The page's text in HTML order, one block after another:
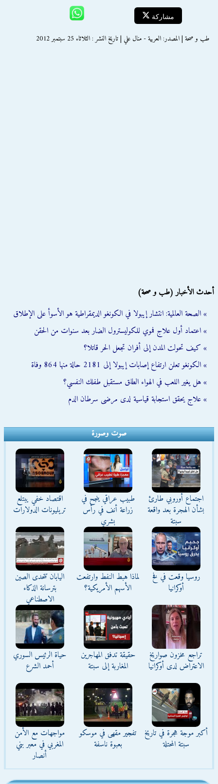
مشاركة
طب و صحة | المصدر: العربية - منال علي | تاريخ النشر : الثلاثاء 25 سبتمبر 2012
أحدث الأخبار (طب و صحة)
» الصحة العالمية: انتشار إيبولا في الكونغو الديمقراطية هو الأسوأ على الإطلاق
» اعتماد أول علاج فموي للكوليسترول الضار بعد سنوات من الحقن
» كيف تحولت المدن إلى أفران تجعل الحر قاتلا؟
» الكونغو تعلن ارتفاع إصابات إيبولا إلى 2181 حالة منها 864 وفاة
» هل يغير اللعب في الهواء الطلق مستقبل طفلك النفسي؟
» علاج يحقق استجابة قياسية لدى مرضى سرطان الدم
صوت وصورة
اجتماع أوروبي طارئ
بشأن الهجرة بعد واقعة
سبتة
طبيب عراقي ينجح في
زراعة أنف في رأس
بشري
اقتصاد خفي يبتلع
تريليونات الدولارات
روسيا وقعت في فخ
أوكرانيا
لماذا هبط النفط وارتفعت
الأسهم الأمريكية؟
اليابان تتحدى الصين
بترسانة الذكاء
الاصطناعي
تراجع مخزون صواريخ
الاعتراض لدى أوكرانيا
حقيقة تدفق المهاجرين
المغاربة إلى سبتة
حياة الرئيس السوري
أحمد الشرع
أكبر موجة هجرة في تاريخ
سبتة المحتلة
تفجير مقهى في موسكو
بعبوة ناسفة
مواجهات مع الأمن
المغربي في معبر بني
أنصار